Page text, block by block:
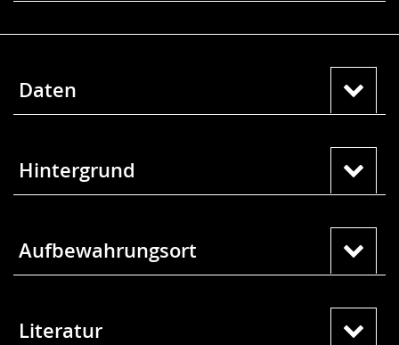
Daten
Hintergrund
Aufbewahrungsort
Literatur